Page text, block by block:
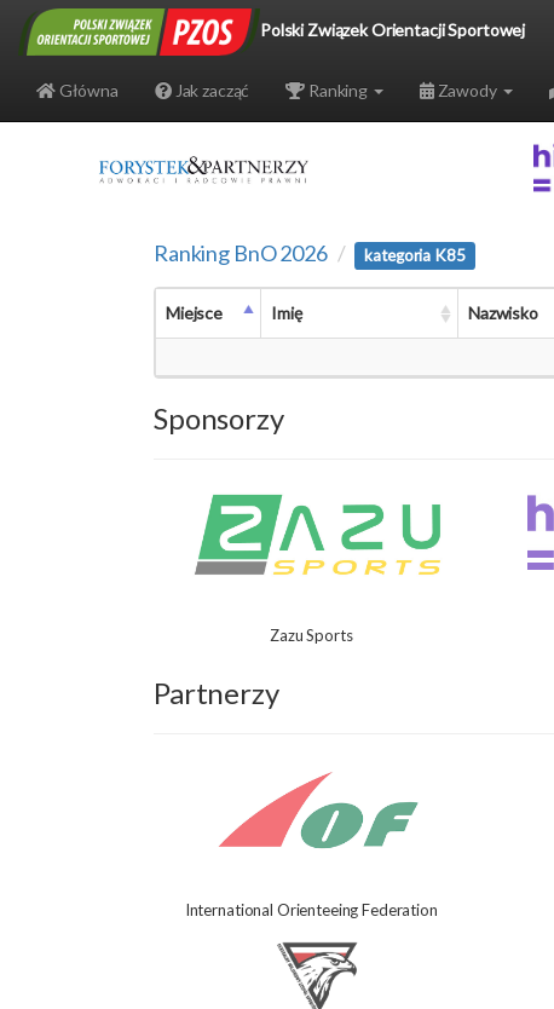
Polski Związek Orientacji Sportowej
Główna Jak zacząć Ranking Zawody
Ranking BnO 2026 kategoria K85
Miejsce Imię Nazwisko
Sponsorzy
Zazu Sports
Partnerzy
International Orienteeing Federation